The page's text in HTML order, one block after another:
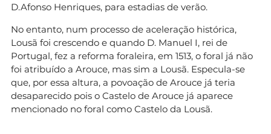
D.Afonso Henriques, para estadias de verão.
No entanto, num processo de aceleração histórica,
Lousã foi crescendo e quando D. Manuel I, rei de
Portugal, fez a reforma foraleira, em 1513, o foral já não
foi atribuído a Arouce, mas sim a Lousã. Especula-se
que, por essa altura, a povoação de Arouce já teria
desaparecido pois o Castelo de Arouce já aparece
mencionado no foral como Castelo da Lousã.